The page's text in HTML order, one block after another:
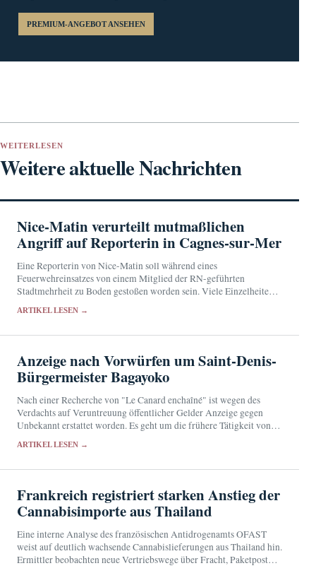
PREMIUM-ANGEBOT ANSEHEN
WEITERLESEN
Weitere aktuelle Nachrichten
Nice-Matin verurteilt mutmaßlichen
Angriff auf Reporterin in Cagnes-sur-Mer
Eine Reporterin von Nice-Matin soll während eines
Feuerwehreinsatzes von einem Mitglied der RN-geführten
Stadtmehrheit zu Boden gestoßen worden sein. Viele Einzelheiten
ARTIKEL LESEN →
Anzeige nach Vorwürfen um Saint-Denis-
Bürgermeister Bagayoko
Nach einer Recherche von "Le Canard enchaîné" ist wegen des
Verdachts auf Veruntreuung öffentlicher Gelder Anzeige gegen
Unbekannt erstattet worden. Es geht um die frühere Tätigkeit von
ARTIKEL LESEN →
Frankreich registriert starken Anstieg der
Cannabisimporte aus Thailand
Eine interne Analyse des französischen Antidrogenamts OFAST
weist auf deutlich wachsende Cannabislieferungen aus Thailand hin.
Ermittler beobachten neue Vertriebswege über Fracht, Paketpost